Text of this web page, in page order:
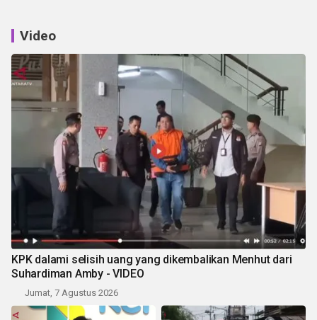
Video
KPK dalami selisih uang yang dikembalikan Menhut dari
Suhardiman Amby - VIDEO
Jumat, 7 Agustus 2026